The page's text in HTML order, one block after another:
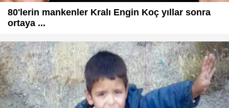
80'lerin mankenler Kralı Engin Koç yıllar sonra
ortaya ...